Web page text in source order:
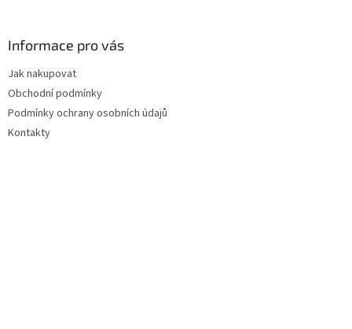
Informace pro vás
Jak nakupovat
Obchodní podmínky
Podmínky ochrany osobních údajů
Kontakty